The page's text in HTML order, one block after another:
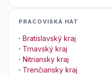
PRACOVISKÁ HAT
· Bratislavský kraj
· Trnavský kraj
· Nitriansky kraj
· Trenčiansky kraj